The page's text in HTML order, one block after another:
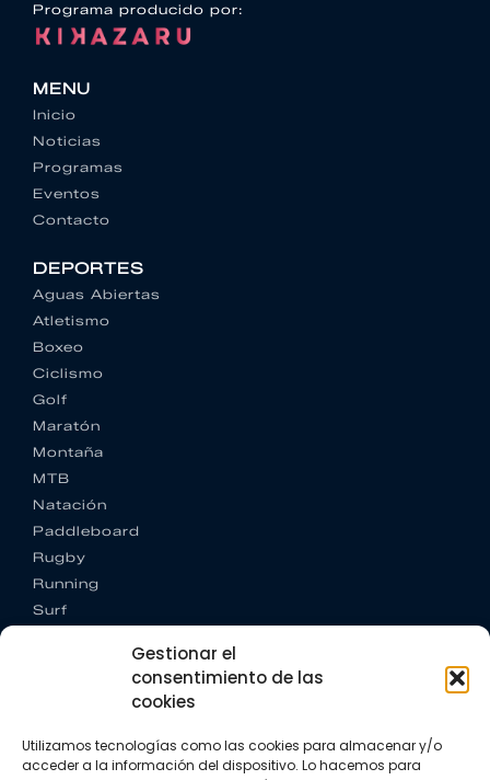
Gestionar el
consentimiento de las
cookies
Utilizamos tecnologías como las cookies para almacenar y/o
acceder a la información del dispositivo. Lo hacemos para
Programa producido por:
MENU
Inicio
Noticias
Programas
Eventos
Contacto
DEPORTES
Aguas Abiertas
Atletismo
Boxeo
Ciclismo
Golf
Maratón
Montaña
MTB
Natación
Paddleboard
Rugby
Running
Surf
CONTACTO
+34 662 342 177
info@vkssport.com